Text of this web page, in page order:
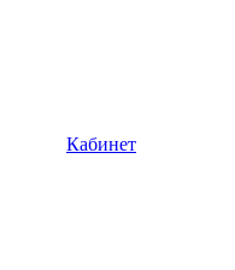
Кабинет